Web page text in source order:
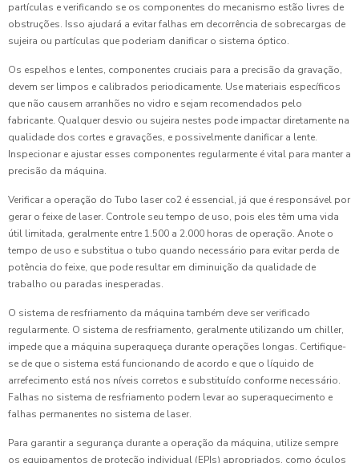
partículas e verificando se os componentes do mecanismo estão livres de
obstruções. Isso ajudará a evitar falhas em decorrência de sobrecargas de
sujeira ou partículas que poderiam danificar o sistema óptico.
Os espelhos e lentes, componentes cruciais para a precisão da gravação,
devem ser limpos e calibrados periodicamente. Use materiais específicos
que não causem arranhões no vidro e sejam recomendados pelo
fabricante. Qualquer desvio ou sujeira nestes pode impactar diretamente na
qualidade dos cortes e gravações, e possivelmente danificar a lente.
Inspecionar e ajustar esses componentes regularmente é vital para manter a
precisão da máquina.
Verificar a operação do Tubo laser co2 é essencial, já que é responsável por
gerar o feixe de laser. Controle seu tempo de uso, pois eles têm uma vida
útil limitada, geralmente entre 1.500 a 2.000 horas de operação. Anote o
tempo de uso e substitua o tubo quando necessário para evitar perda de
potência do feixe, que pode resultar em diminuição da qualidade de
trabalho ou paradas inesperadas.
O sistema de resfriamento da máquina também deve ser verificado
regularmente. O sistema de resfriamento, geralmente utilizando um chiller,
impede que a máquina superaqueça durante operações longas. Certifique-
se de que o sistema está funcionando de acordo e que o líquido de
arrefecimento está nos níveis corretos e substituído conforme necessário.
Falhas no sistema de resfriamento podem levar ao superaquecimento e
falhas permanentes no sistema de laser.
Para garantir a segurança durante a operação da máquina, utilize sempre
os equipamentos de proteção individual (EPIs) apropriados, como óculos